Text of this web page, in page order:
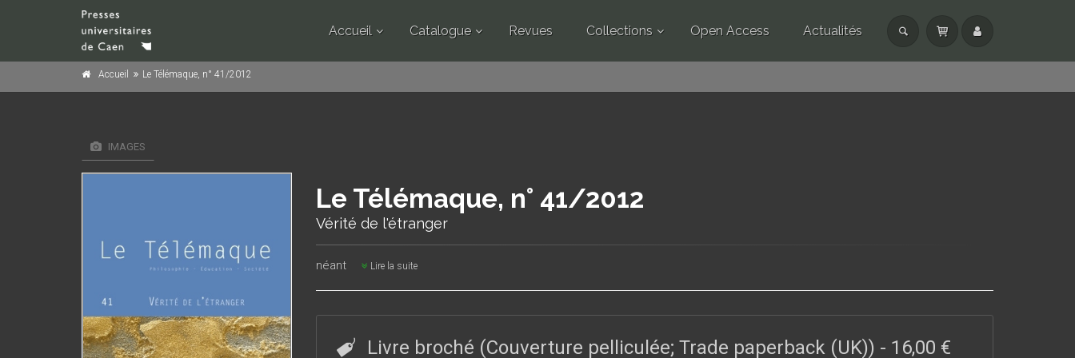
Accueil Catalogue Revues Collections Open Access Actualités
Accueil Le Télémaque, n° 41/2012
IMAGES
Le Télémaque, n° 41/2012
Vérité de l'étranger
néant Lire la suite
Livre broché (Couverture pelliculée; Trade paperback (UK)) - 16,00 €